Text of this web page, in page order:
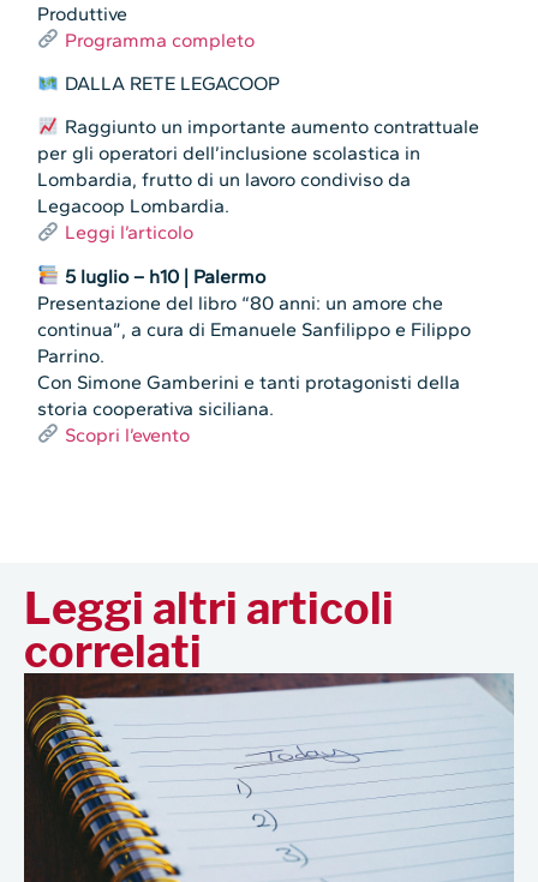
Produttive
Programma completo
DALLA RETE LEGACOOP
Raggiunto un importante aumento contrattuale
per gli operatori dell’inclusione scolastica in
Lombardia, frutto di un lavoro condiviso da
Legacoop Lombardia.
Leggi l’articolo
5 luglio – h10 | Palermo
Presentazione del libro “80 anni: un amore che
continua”, a cura di Emanuele Sanfilippo e Filippo
Parrino.
Con Simone Gamberini e tanti protagonisti della
storia cooperativa siciliana.
Scopri l’evento
Leggi altri articoli
correlati